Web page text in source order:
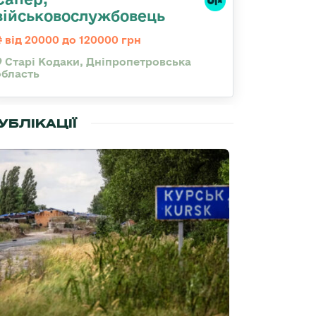
від 20000 до 120000 грн
Старі Кодаки, Дніпропетровська